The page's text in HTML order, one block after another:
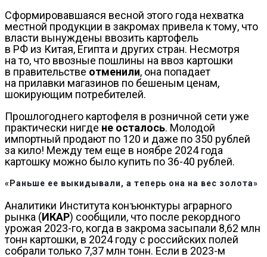
Сформировавшаяся весной этого года нехватка
местной продукции в закромах привела к тому, что
власти вынуждены ввозить картофель
в РФ из Китая, Египта и других стран. Несмотря
на то, что ввозные пошлины на ввоз картошки
в правительстве отменили, она попадает
на прилавки магазинов по бешеным ценам,
шокирующим потребителей.
Прошлогоднего картофеля в розничной сети уже
практически нигде не осталось. Молодой
импортный продают по 120 и даже по 350 рублей
за кило! Между тем еще в ноябре 2024 года
картошку можно было купить по 36-40 рублей.
«Раньше ее выкидывали, а теперь она на вес золота»
Аналитики Института конъюнктуры аграрного
рынка (ИКАР) сообщили, что после рекордного
урожая 2023-го, когда в закрома засыпали 8,62 млн
тонн картошки, в 2024 году с российских полей
собрали только 7,37 млн тонн. Если в 2023-м